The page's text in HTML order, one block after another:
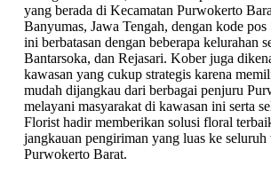
yang berada di Kecamatan Purwokerto
Banyumas, Jawa Tengah, dengan kode
ini berbatasan dengan beberapa kelurahan
Bantarsoka, dan Rejasari. Kober juga
kawasan yang cukup strategis karena
mudah dijangkau dari berbagai penjuru
melayani masyarakat di kawasan ini serta
Florist hadir memberikan solusi floral
jangkauan pengiriman yang luas ke
Purwokerto Barat.